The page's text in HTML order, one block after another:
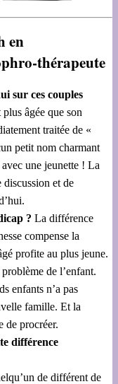
en
thérapeute
sur ces couples
âgée que son
traitée de «
petit nom charmant
une jeunette ! La
discussion et de
? La différence
compense la
profite au plus jeune.
de l’enfant.
enfants n’a pas
famille. Et la
de procréer.
différence
de différent de